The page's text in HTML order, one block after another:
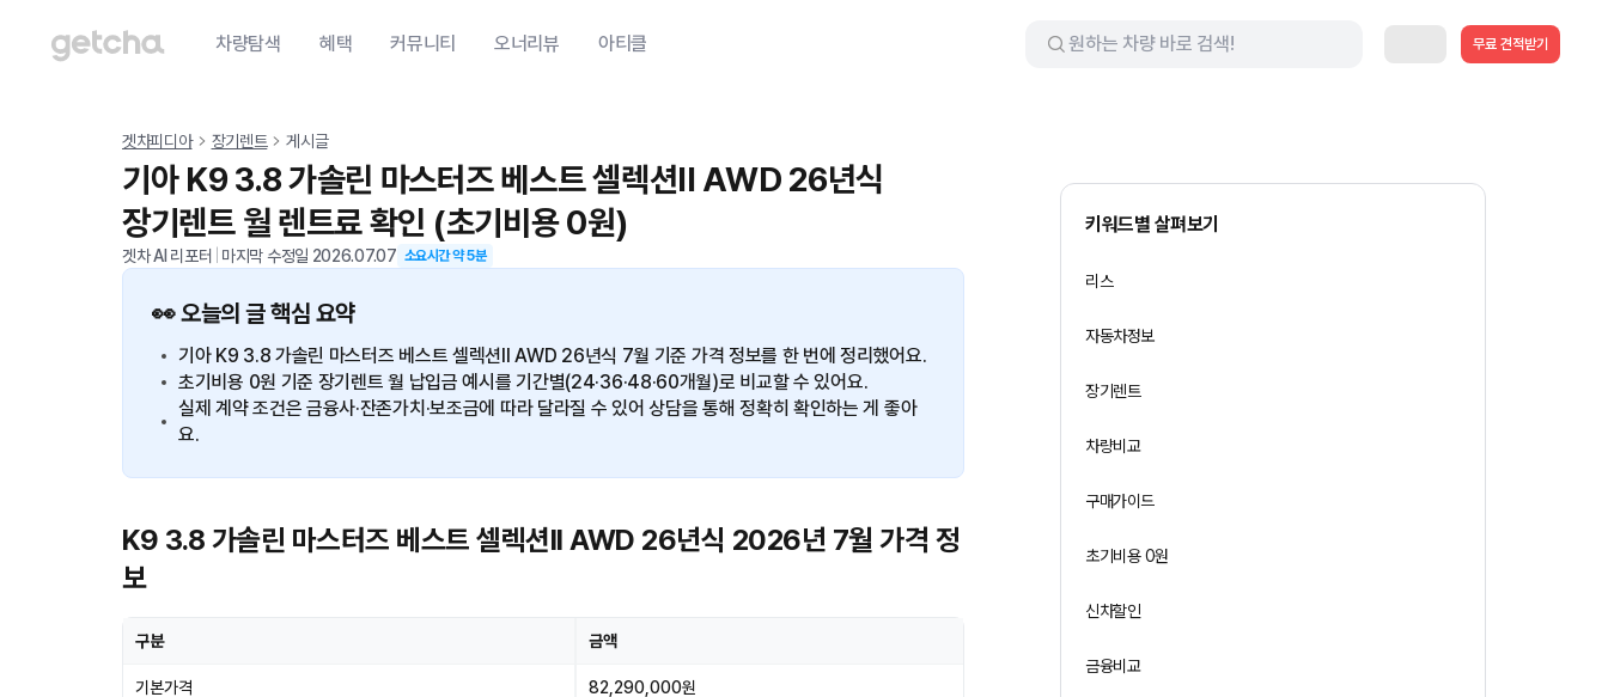
차량탐색 혜택 커뮤니티 오너리뷰 아티클 무료 견적받기
겟차피디아 장기렌트 게시글
기아 K9 3.8 가솔린 마스터즈 베스트 셀렉션II AWD 26년식
장기렌트 월 렌트료 확인 (초기비용 0원)
겟차 AI 리포터 마지막 수정일 2026.07.07 소요시간 약5분
👀 오늘의 글 핵심 요약
기아 K9 3.8 가솔린 마스터즈 베스트 셀렉션II AWD 26년식 7월 기준 가격 정보를 한 번에 정리했어요.
초기비용 0원 기준 장기렌트 월 납입금 예시를 기간별(24·36·48·60개월)로 비교할 수 있어요.
실제 계약 조건은 금융사·잔존가치·보조금에 따라 달라질 수 있어 상담을 통해 정확히 확인하는 게 좋아
요.
K9 3.8 가솔린 마스터즈 베스트 셀렉션II AWD 26년식 2026년 7월 가격 정
보
구분 금액
기본가격 82,290,000원
키워드별 살펴보기
리스
자동차정보
장기렌트
차량비교
구매가이드
초기비용 0원
신차할인
금융비교